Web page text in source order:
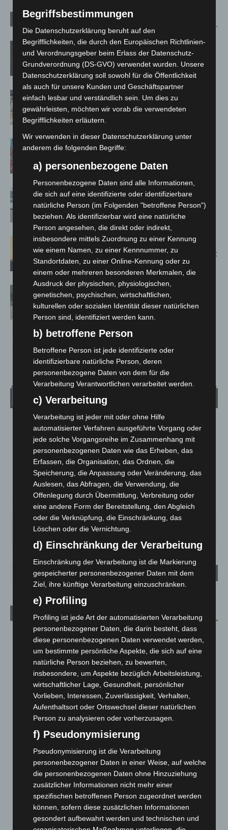
Verwandte Artikel Mehr vom Autor
M’era Luna 2026: 25.000 Fans feiern in
Hildesheim
Kunst trifft Weingenuss: Barbara-
Susann Mehring zeigt ihre Werke im
Jacques’ Wein-Depot Isernhagen
A2: Zweite Turbobaustelle startet
Bothfeld
Niedersachsen: Feuerwehrkräfte
kehren nach Waldbrandeinsatz aus
Spanien zurück
Hannover: Erste Tigermücken-
Population in Niedersachsen entdeckt
Brand im „Haus der Begegnung“ in
Neuwarmbüchen schnell eingedämmt
Wetter
LANGENHAGEN
Überwiegend Bewölkt
23.5° C °
°
53% 1.3m/s 72%
27° 25 ° 26°
Aktuelle Beiträge
M’era Luna 2026: 25.000 Fans feiern in Hildesheim
10. August 2026
Kunst trifft Weingenuss: Barbara-Susann Mehring zeigt ihre
Werke im Jacques’ Wein-Depot Isernhagen
8. August 2026
A2: Zweite Turbobaustelle startet zwischen Hannover-West
und Bothfeld
8. August 2026
Niedersachsen: Feuerwehrkräfte kehren nach
Waldbrandeinsatz aus Spanien zurück
7. August 2026
Hannover: Erste Tigermücken-Population in Niedersachsen
entdeckt
7. August 2026
Begriffsbestimmungen
Die Datenschutzerklärung beruht auf den
Begrifflichkeiten, die durch den Europäischen Richtlinien-
und Verordnungsgeber beim Erlass der Datenschutz-
Grundverordnung (DS-GVO) verwendet wurden. Unsere
Datenschutzerklärung soll sowohl für die Öffentlichkeit
als auch für unsere Kunden und Geschäftspartner
einfach lesbar und verständlich sein. Um dies zu
gewährleisten, möchten wir vorab die verwendeten
Begrifflichkeiten erläutern.
Wir verwenden in dieser Datenschutzerklärung unter
anderem die folgenden Begriffe:
a) personenbezogene Daten
Personenbezogene Daten sind alle Informationen,
die sich auf eine identifizierte oder identifizierbare
natürliche Person (im Folgenden "betroffene Person")
beziehen. Als identifizierbar wird eine natürliche
Person angesehen, die direkt oder indirekt,
insbesondere mittels Zuordnung zu einer Kennung
wie einem Namen, zu einer Kennnummer, zu
Standortdaten, zu einer Online-Kennung oder zu
einem oder mehreren besonderen Merkmalen, die
Ausdruck der physischen, physiologischen,
genetischen, psychischen, wirtschaftlichen,
kulturellen oder sozialen Identität dieser natürlichen
Person sind, identifiziert werden kann.
b) betroffene Person
Betroffene Person ist jede identifizierte oder
identifizierbare natürliche Person, deren
personenbezogene Daten von dem für die
Verarbeitung Verantwortlichen verarbeitet werden.
c) Verarbeitung
Verarbeitung ist jeder mit oder ohne Hilfe
automatisierter Verfahren ausgeführte Vorgang oder
jede solche Vorgangsreihe im Zusammenhang mit
personenbezogenen Daten wie das Erheben, das
Erfassen, die Organisation, das Ordnen, die
Speicherung, die Anpassung oder Veränderung, das
Auslesen, das Abfragen, die Verwendung, die
Offenlegung durch Übermittlung, Verbreitung oder
eine andere Form der Bereitstellung, den Abgleich
oder die Verknüpfung, die Einschränkung, das
Löschen oder die Vernichtung.
d) Einschränkung der Verarbeitung
Einschränkung der Verarbeitung ist die Markierung
gespeicherter personenbezogener Daten mit dem
Ziel, ihre künftige Verarbeitung einzuschränken.
e) Profiling
Profiling ist jede Art der automatisierten Verarbeitung
personenbezogener Daten, die darin besteht, dass
diese personenbezogenen Daten verwendet werden,
um bestimmte persönliche Aspekte, die sich auf eine
natürliche Person beziehen, zu bewerten,
insbesondere, um Aspekte bezüglich Arbeitsleistung,
wirtschaftlicher Lage, Gesundheit, persönlicher
Vorlieben, Interessen, Zuverlässigkeit, Verhalten,
Aufenthaltsort oder Ortswechsel dieser natürlichen
Person zu analysieren oder vorherzusagen.
f) Pseudonymisierung
Pseudonymisierung ist die Verarbeitung
personenbezogener Daten in einer Weise, auf welche
die personenbezogenen Daten ohne Hinzuziehung
zusätzlicher Informationen nicht mehr einer
spezifischen betroffenen Person zugeordnet werden
können, sofern diese zusätzlichen Informationen
gesondert aufbewahrt werden und technischen und